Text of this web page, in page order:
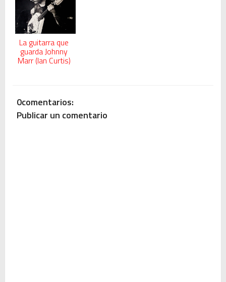
La guitarra que
guarda Johnny
Marr (Ian Curtis)
0comentarios:
Publicar un comentario